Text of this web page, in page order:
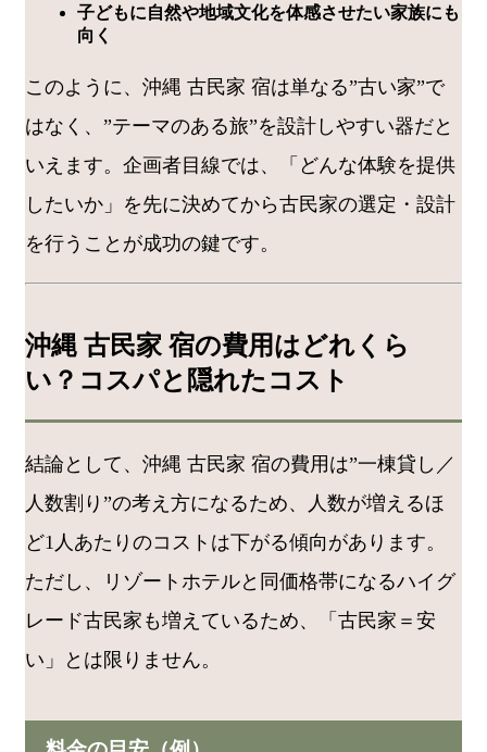
子どもに自然や地域文化を体感させたい家族にも
向く
このように、沖縄 古民家 宿は単なる”古い家”で
はなく、”テーマのある旅”を設計しやすい器だと
いえます。企画者目線では、「どんな体験を提供
したいか」を先に決めてから古民家の選定・設計
を行うことが成功の鍵です。
沖縄 古民家 宿の費用はどれくら
い？コスパと隠れたコスト
結論として、沖縄 古民家 宿の費用は”一棟貸し／
人数割り”の考え方になるため、人数が増えるほ
ど1人あたりのコストは下がる傾向があります。
ただし、リゾートホテルと同価格帯になるハイグ
レード古民家も増えているため、「古民家＝安
い」とは限りません。